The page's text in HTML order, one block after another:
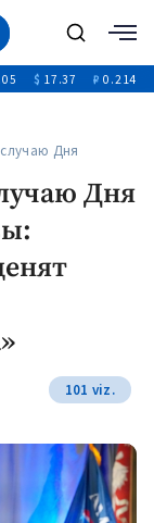
$ 17.37 ₽ 0.214
Дня
Дня
101 viz.